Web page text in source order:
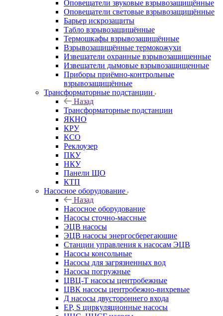
Оповещатели звуковые взрывозащищённые
Оповещатели световые взрывозащищённые
Барьер искрозащиты
Табло взрывозащищённые
Термошкафы взрывозащищённые
Взрывозащищённые термокожухи
Извещатели охранные взрывозащищенные
Извещатели дымовые взрывозащищенные
Приборы приёмно-контрольные
взрывозащищённые
Трансформаторные подстанции
Назад
Трансформаторные подстанции
ЯКНО
КРУ
КСО
Реклоузер
ПКУ
НКУ
Панели ЩО
КТП
Насосное оборудование
Назад
Насосное оборудование
Насосы сточно-массные
ЭЦВ насосы
ЭЦВ насосы энергосберегающие
Станции управления к насосам ЭЦВ
Насосы консольные
Насосы для загрязненных вод
Насосы погружные
ЦВЦ-Т насосы центробежные
ЦВК насосы центробежно-вихревые
Д насосы двустороннего входа
EP, S циркуляционные насосы